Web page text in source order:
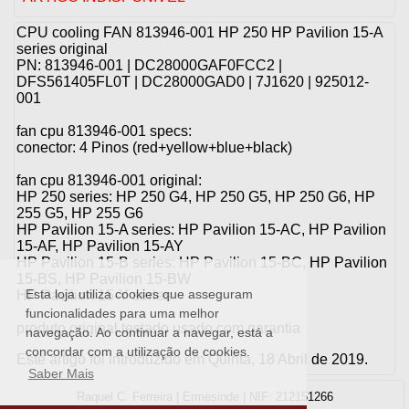
Esta loja utiliza cookies que asseguram
funcionalidades para uma melhor
navegação. Ao continuar a navegar, está a
concordar com a utilização de cookies.
Saber Mais
CPU cooling FAN 813946-001 HP 250 HP Pavilion 15-A
series original
PN: 813946-001 | DC28000GAF0FCC2 |
DFS561405FL0T | DC28000GAD0 | 7J1620 | 925012-
001
fan cpu 813946-001 specs:
conector: 4 Pinos (red+yellow+blue+black)
fan cpu 813946-001 original:
HP 250 series: HP 250 G4, HP 250 G5, HP 250 G6, HP
255 G5, HP 255 G6
HP Pavilion 15-A series: HP Pavilion 15-AC, HP Pavilion
15-AF, HP Pavilion 15-AY
HP Pavilion 15-B series: HP Pavilion 15-BC, HP Pavilion
15-BS, HP Pavilion 15-BW
HP Pavilion 15-Y series
produto original testado usado com garantia
Este artigo foi introduzido em Quinta, 18 Abril de 2019.
Raquel C. Ferreira | Ermesinde | NIF: 212151266